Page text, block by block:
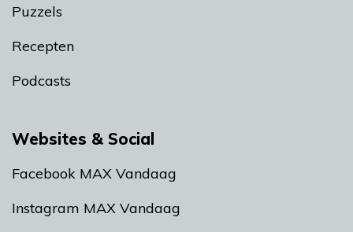
Puzzels
Recepten
Podcasts
Websites & Social
Facebook MAX Vandaag
Instagram MAX Vandaag